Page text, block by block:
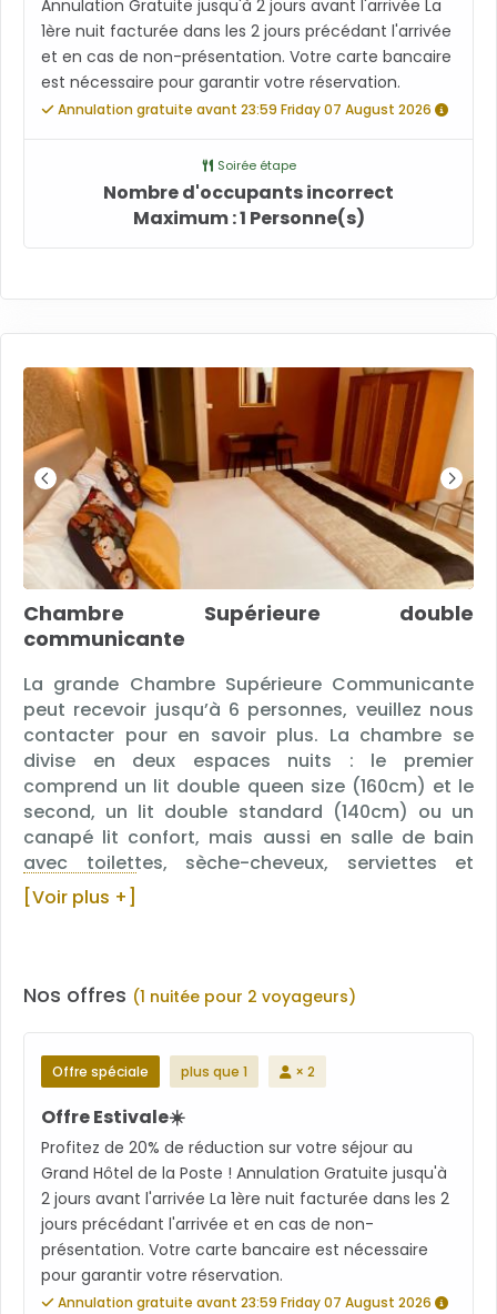
Annulation Gratuite jusqu'à 2 jours avant l'arrivée La
1ère nuit facturée dans les 2 jours précédant l'arrivée
et en cas de non-présentation. Votre carte bancaire
est nécessaire pour garantir votre réservation.
Annulation gratuite avant 23:59 Friday 07 August 2026
Soirée étape
Nombre d'occupants incorrect
Maximum : 1 Personne(s)
Chambre Supérieure double
communicante
La grande Chambre Supérieure Communicante
peut recevoir jusqu’à 6 personnes, veuillez nous
contacter pour en savoir plus. La chambre se
divise en deux espaces nuits : le premier
comprend un lit double queen size (160cm) et le
second, un lit double standard (140cm) ou un
canapé lit confort, mais aussi en salle de bain
avec toilettes, sèche-cheveux, serviettes et
produits d’accueil en distributeur « Petit Roseau ».
Une télévision, une climatisation, un bureau, un
votre disposition.
[Voir plus +]
Nos offres (1 nuitée pour 2 voyageurs)
Offre spéciale plus que 1 × 2
Offre Estivale☀️
Profitez de 20% de réduction sur votre séjour au
Grand Hôtel de la Poste ! Annulation Gratuite jusqu'à
2 jours avant l'arrivée La 1ère nuit facturée dans les 2
jours précédant l'arrivée et en cas de non-
présentation. Votre carte bancaire est nécessaire
pour garantir votre réservation.
Annulation gratuite avant 23:59 Friday 07 August 2026